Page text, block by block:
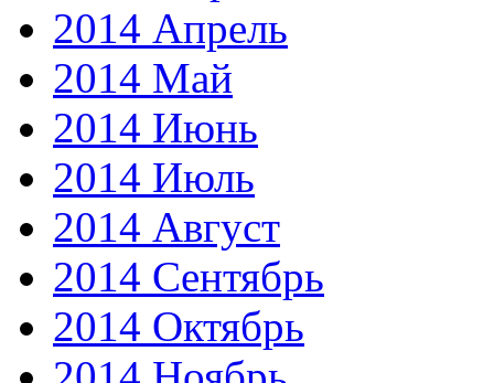
2014 Апрель
2014 Май
2014 Июнь
2014 Июль
2014 Август
2014 Сентябрь
2014 Октябрь